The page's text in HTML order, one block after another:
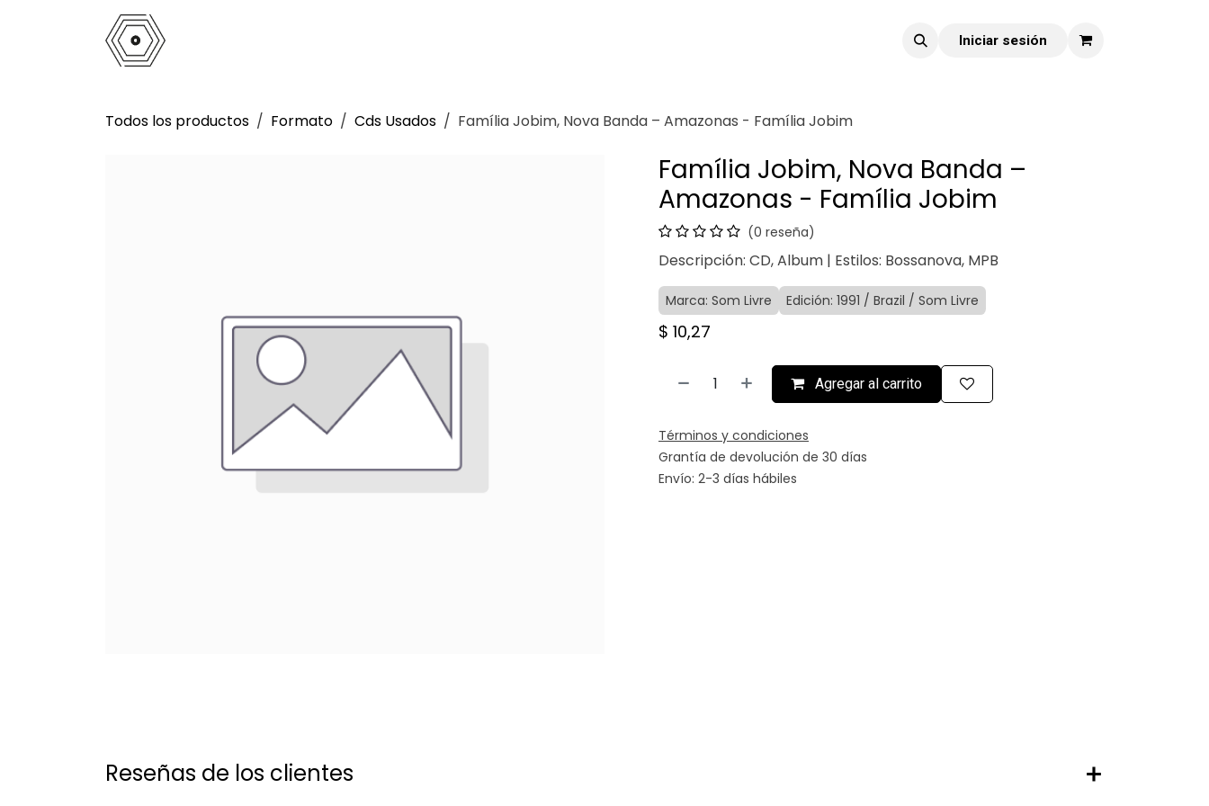
Iniciar sesión
Todos los productos Formato Cds Usados Família Jobim, Nova Banda – Amazonas - Família Jobim
Família Jobim, Nova Banda –
Amazonas - Família Jobim
(0 reseña)
Descripción: CD, Album | Estilos: Bossanova, MPB
Marca: Som Livre Edición: 1991 / Brazil / Som Livre
$ 10,27
Agregar al carrito
Términos y condiciones
Grantía de devolución de 30 días
Envío: 2-3 días hábiles
Reseñas de los clientes